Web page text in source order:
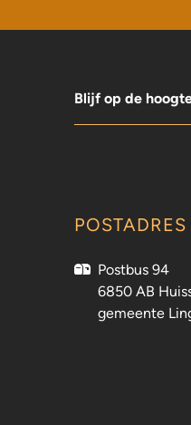
Blijf op de
POSTADRES
Postbus 94
6850 AB
gemeente